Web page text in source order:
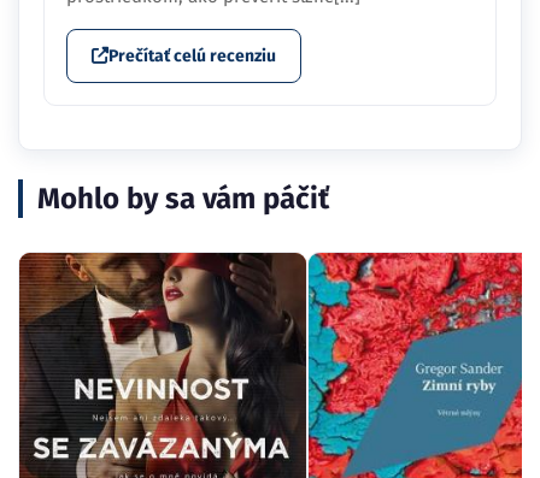
Prečítať celú recenziu
Mohlo by sa vám páčiť